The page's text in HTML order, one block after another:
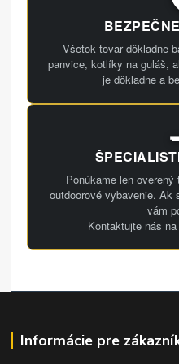
Všetok tovar dôkladne
panvice, kotlíky na guláš,
je dôkladne a
Ponúkame len
outdoorové vybavenie. Ak
vám
Kontaktujte nás na
Informácie pre